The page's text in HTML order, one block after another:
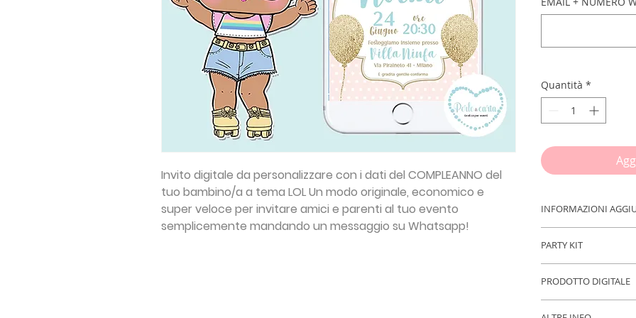
Invito digitale da personalizzare con i dati del COMPLEANNO del
tuo bambino/a a tema LOL Un modo originale, economico e
super veloce per invitare amici e parenti al tuo evento
semplicemente mandando un messaggio su Whatsapp!
Quantità *
INFORMAZIONI
procedere con
- DATA ED ORARIO
EMAIL - NUMERO
PARTY KIT
Con la stessa
anche realizzare il
PRODOTTO DIGITALE